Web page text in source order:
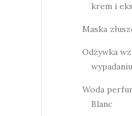
krem i
Maska
Odżywka
Woda
Blanc